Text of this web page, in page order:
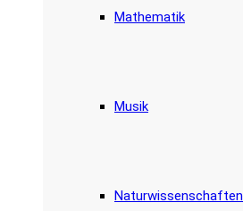
Mathematik
Musik
Naturwissenschaften